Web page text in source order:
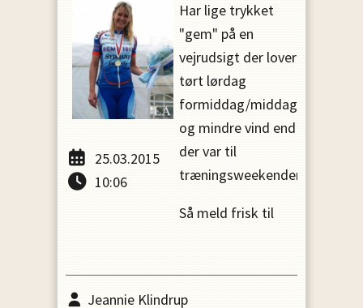
25.03.2015
10:06
Har lige trykket
"gem" på en
vejrudsigt der lover
tørt lørdag
formiddag/middag
og mindre vind end
der var til
træningsweekenden....
Så meld frisk til
Jeannie Klindrup